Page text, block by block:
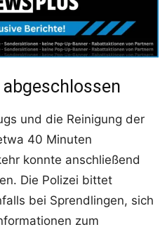
und die Reinigung der
40 Minuten
konnte anschließend
Die Polizei bittet
bei Sprendlingen, sich
zum